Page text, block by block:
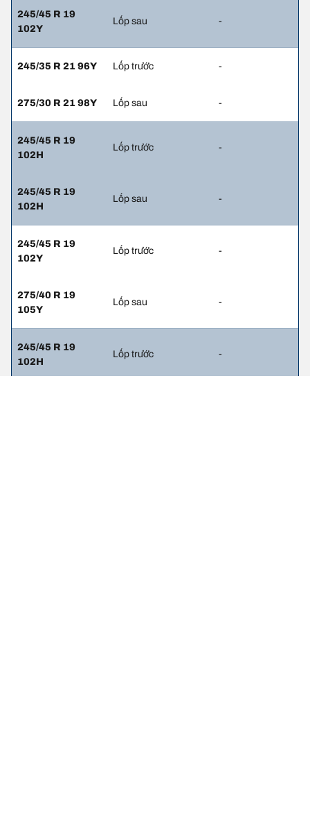
245/45 R 19
102Y
Lốp sau -
245/35 R 21 96Y Lốp trước -
275/30 R 21 98Y Lốp sau -
245/45 R 19
102H
Lốp trước -
245/45 R 19
102H
Lốp sau -
245/45 R 19
102Y
Lốp trước -
275/40 R 19
105Y
Lốp sau -
245/45 R 19
102H
Lốp trước -